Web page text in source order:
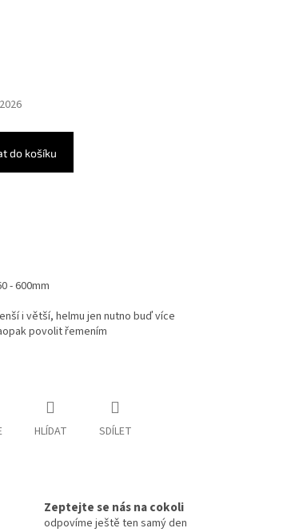
do košíku
- 600mm
i větší, helmu jen nutno buď více
povolit řemením
HLÍDAT SDÍLET
Zeptejte se nás na cokoli
odpovíme ještě ten samý den